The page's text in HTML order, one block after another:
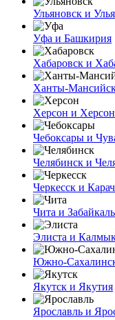
Ульяновск и
Уфа и Башкирия
Хабаровск и
Ханты-
Херсон и
Чебоксары и
Челябинск и
Черкесск и
Чита и
Элиста и
Южно-Сахалинск
Якутск и Якутия
Ярославль и